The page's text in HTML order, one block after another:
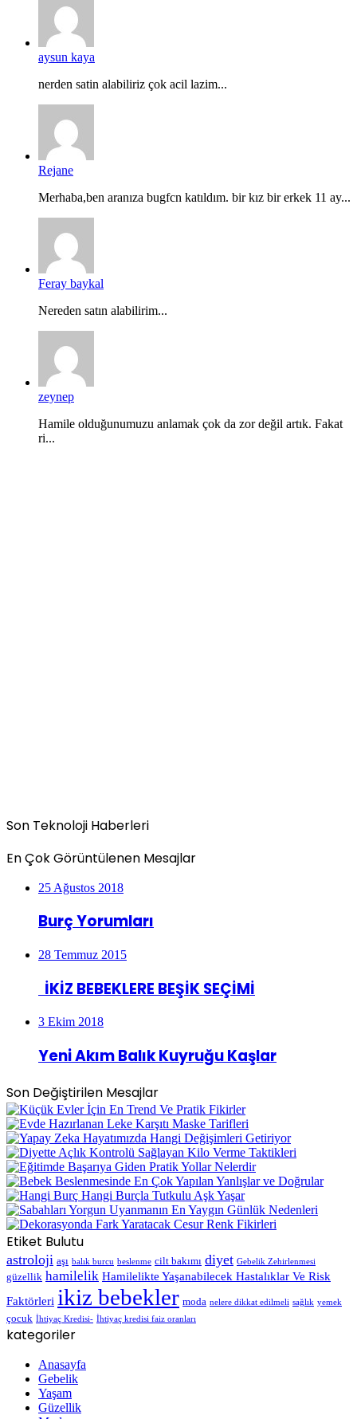
aysun kaya
nerden satin alabiliriz çok acil lazim...
Rejane
Merhaba,ben aranıza bugfcn katıldım. bir kız bir erkek 11 ay...
Feray baykal
Nereden satın alabilirim...
zeynep
Hamile olduğunumuzu anlamak çok da zor değil artık. Fakat
ri...
Son Teknoloji Haberleri
En Çok Görüntülenen Mesajlar
25 Ağustos 2018
Burç Yorumları
28 Temmuz 2015
İKİZ BEBEKLERE BEŞİK SEÇİMİ
3 Ekim 2018
Yeni Akım Balık Kuyruğu Kaşlar
Son Değiştirilen Mesajlar
Etiket Bulutu
astroloji aşı balık burcu beslenme cilt bakımı diyet Gebelik Zehirlenmesi
güzellik hamilelik Hamilelikte Yaşanabilecek Hastalıklar Ve Risk
Faktörleri ikiz bebekler moda nelere dikkat edilmeli sağlık yemek
çocuk İhtiyaç Kredisi- İhtiyaç kredisi faiz oranları
kategoriler
Anasayfa
Gebelik
Yaşam
Güzellik